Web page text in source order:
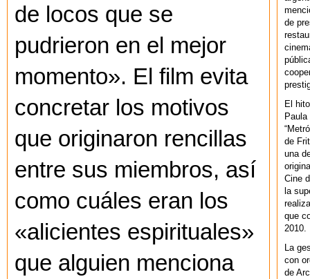
de locos que se
pudrieron en el mejor
momento». El film evita
concretar los motivos
que originaron rencillas
entre sus miembros, así
como cuáles eran los
«alicientes espirituales»
que alguien menciona
de
El
de
una
Cine
la
que
2010.
La
con
de